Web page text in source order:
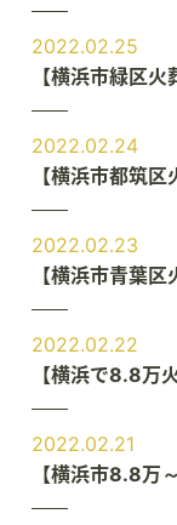
2022.02.25
【横浜市緑区火
2022.02.24
【横浜市都筑区
2022.02.23
【横浜市青葉区
2022.02.22
【横浜で8.8万
2022.02.21
【横浜市8.8万